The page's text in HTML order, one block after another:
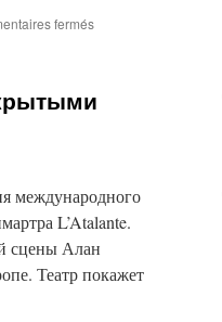
ferméssur
culture
международного
L’Atalante.
сцены Алан
Театр покажет